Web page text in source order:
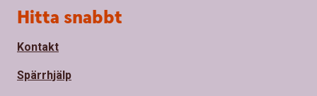
Sidfot
Hitta snabbt
Kontakt
Spärrhjälp